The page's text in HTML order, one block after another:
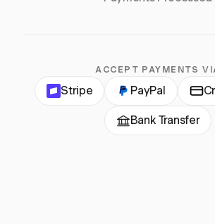
ACCEPT PAYMENTS
Stripe PayPal
Bank Transfer